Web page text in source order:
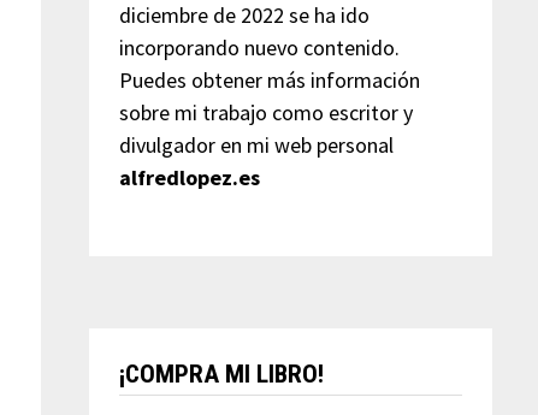
diciembre de 2022 se ha ido
incorporando nuevo contenido.
Puedes obtener más información
sobre mi trabajo como escritor y
divulgador en mi web personal
alfredlopez.es
¡COMPRA MI LIBRO!